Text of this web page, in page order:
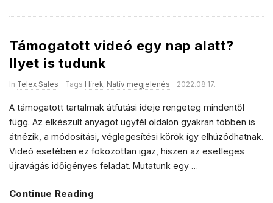
Támogatott videó egy nap alatt?
Ilyet is tudunk
In Telex Sales Tags Hírek, Natív megjelenés 2022.08.17.
A támogatott tartalmak átfutási ideje rengeteg mindentől
függ. Az elkészült anyagot ügyfél oldalon gyakran többen is
átnézik, a módosítási, véglegesítési körök így elhúzódhatnak.
Videó esetében ez fokozottan igaz, hiszen az esetleges
újravágás időigényes feladat. Mutatunk egy …
Continue Reading